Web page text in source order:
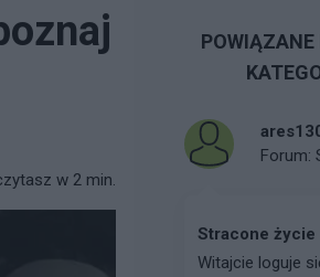
w 2 min.
Forum:
Stracone życie
Witajcie loguje